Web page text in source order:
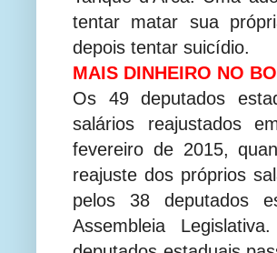
tentar matar sua
depois tentar suicídio.
MAIS DINHEIRO NO
Os 49 deputados
salários reajustados
fevereiro de 2015,
reajuste dos próprios
pelos 38 deputados
Assembleia